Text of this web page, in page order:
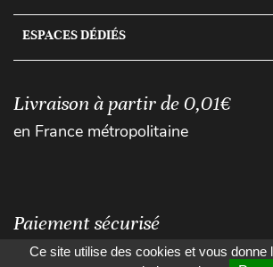
ESPACES DÉDIÉS
Livraison à partir de 0,01€
en France métropolitaine
Paiement sécurisé
Ce site utilise des cookies et vous donne